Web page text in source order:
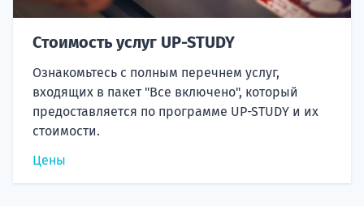
Стоимость услуг UP-STUDY
Ознакомьтесь с полным перечнем услуг,
входящих в пакет "Все включено", который
предоставляется по программе UP-STUDY и их
стоимости.
Цены